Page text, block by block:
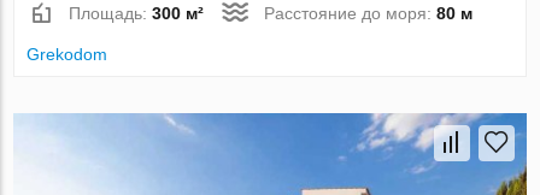
Площадь:300 м² Расстояние до моря:80 м
Grekodom